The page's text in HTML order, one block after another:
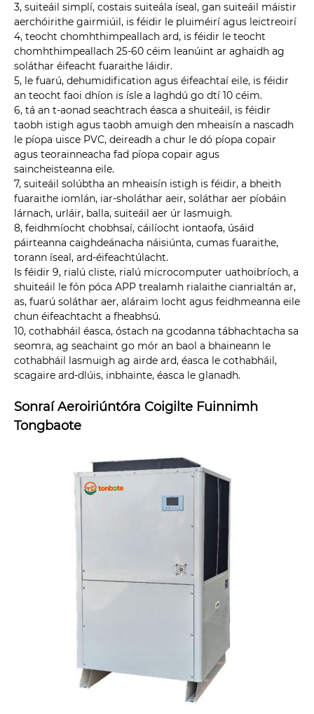
3, suiteáil simplí, costais suiteála íseal, gan suiteáil máistir
aerchóirithe gairmiúil, is féidir le pluiméirí agus leictreoirí
4, teocht chomhthimpeallach ard, is féidir le teocht
chomhthimpeallach 25-60 céim leanúint ar aghaidh ag
soláthar éifeacht fuaraithe láidir.
5, le fuarú, dehumidification agus éifeachtaí eile, is féidir
an teocht faoi dhíon is ísle a laghdú go dtí 10 céim.
6, tá an t-aonad seachtrach éasca a shuiteáil, is féidir
taobh istigh agus taobh amuigh den mheaisín a nascadh
le píopa uisce PVC, deireadh a chur le dó píopa copair
agus teorainneacha fad píopa copair agus
saincheisteanna eile.
7, suiteáil solúbtha an mheaisín istigh is féidir, a bheith
fuaraithe iomlán, iar-sholáthar aeir, soláthar aer píobáin
lárnach, urláir, balla, suiteáil aer úr lasmuigh.
8, feidhmíocht chobhsaí, cáilíocht iontaofa, úsáid
páirteanna caighdeánacha náisiúnta, cumas fuaraithe,
torann íseal, ard-éifeachtúlacht.
Is féidir 9, rialú cliste, rialú microcomputer uathoibríoch, a
shuiteáil le fón póca APP trealamh rialaithe cianrialtán ar,
as, fuarú soláthar aer, aláraim locht agus feidhmeanna eile
chun éifeachtacht a fheabhsú.
10, cothabháil éasca, óstach na gcodanna tábhachtacha sa
seomra, ag seachaint go mór an baol a bhaineann le
cothabháil lasmuigh ag airde ard, éasca le cothabháil,
scagaire ard-dlúis, inbhainte, éasca le glanadh.
Sonraí Aeroiriúntóra Coigilte Fuinnimh
Tongbaote